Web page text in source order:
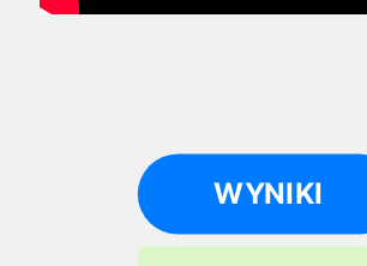
WYNIKI